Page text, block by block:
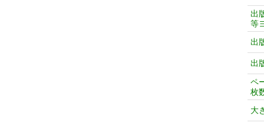
出
等
出
出
ペ
枚
大